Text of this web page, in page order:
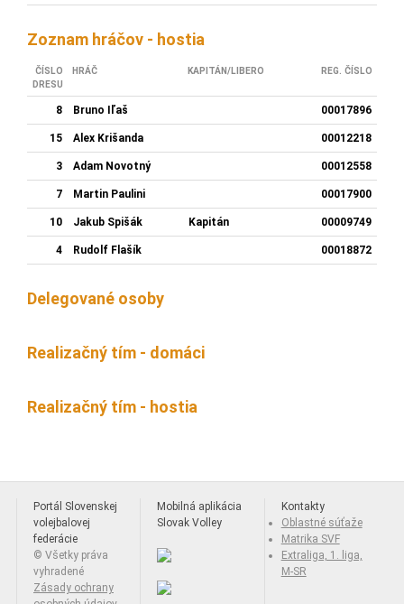
Zoznam hráčov - hostia
ČÍSLO
DRESU
HRÁČ KAPITÁN/LIBERO REG. ČÍSLO
8 Bruno Iľaš 00017896
15 Alex Krišanda 00012218
3 Adam Novotný 00012558
7 Martin Paulini 00017900
10 Jakub Spišák Kapitán 00009749
4 Rudolf Flašík 00018872
Delegované osoby
Realizačný tím - domáci
Realizačný tím - hostia
Portál Slovenskej
volejbalovej
federácie
© Všetky práva
vyhradené
Zásady ochrany
Mobilná aplikácia
Slovak Volley
Kontakty
Oblastné súťaže
Matrika SVF
Extraliga, 1. liga,
M-SR